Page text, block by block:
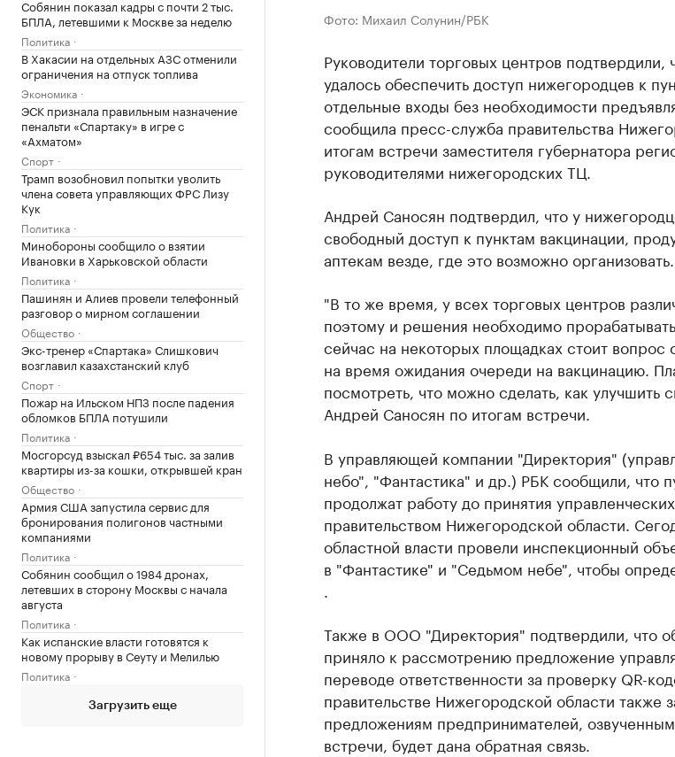
Собянин показал кадры с почти 2 тыс.
БПЛА, летевшими к Москве за неделю
Политика
В Хакасии на отдельных АЗС отменили
ограничения на отпуск топлива
Экономика
ЭСК признала правильным назначение
пенальти «Спартаку» в игре с
«Ахматом»
Спорт
Трамп возобновил попытки уволить
члена совета управляющих ФРС Лизу
Кук
Политика
Минобороны сообщило о взятии
Ивановки в Харьковской области
Политика
Пашинян и Алиев провели телефонный
разговор о мирном соглашении
Общество
Экс-тренер «Спартака» Слишкович
возглавил казахстанский клуб
Спорт
Пожар на Ильском НПЗ после падения
обломков БПЛА потушили
Политика
Мосгорсуд взыскал ₽654 тыс. за залив
квартиры из-за кошки, открывшей кран
Общество
Армия США запустила сервис для
бронирования полигонов частными
компаниями
Политика
Собянин сообщил о 1984 дронах,
летевших в сторону Москвы с начала
августа
Политика
Как испанские власти готовятся к
новому прорыву в Сеуту и Мелилью
Политика
Загрузить еще
Фото: Михаил Солунин/РБК
Руководители торговых центров подтвердили,
удалось обеспечить доступ нижегородцев к
отдельные входы без необходимости
сообщила пресс-служба правительства
итогам встречи заместителя губернатора
руководителями нижегородских ТЦ.
Андрей Саносян подтвердил, что у
свободный доступ к пунктам вакцинации,
аптекам везде, где это возможно организовать.
"В то же время, у всех торговых центров
поэтому и решения необходимо
сейчас на некоторых площадках стоит
на время ожидания очереди на вакцинацию.
посмотреть, что можно сделать, как улучшить
Андрей Саносян по итогам встречи.
В управляющей компании "Директория"
небо", "Фантастика" и др.) РБК сообщили, что
продолжат работу до принятия
правительством Нижегородской области.
областной власти провели инспекционный
в "Фантастике" и "Седьмом небе", чтобы
Также в ООО "Директория" подтвердили, что
приняло к рассмотрению предложение
переводе ответственности за проверку QR-
правительстве Нижегородской области также
предложениям предпринимателей,
встречи, будет дана обратная связь.